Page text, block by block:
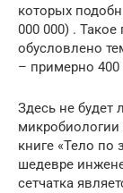
которых
000 000) .
обусловлено
– примерно 400
Здесь не будет
микробиологии
книге «Тело по
шедевре
сетчатка